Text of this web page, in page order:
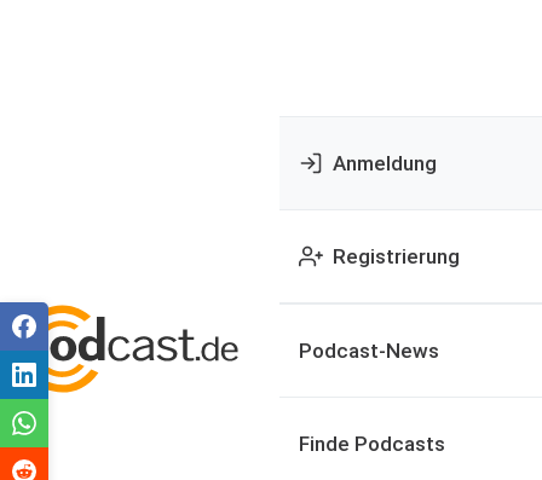
Anmeldung
Registrierung
Podcast-News
Finde Podcasts